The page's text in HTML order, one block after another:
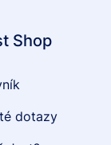
Shop
dotazy